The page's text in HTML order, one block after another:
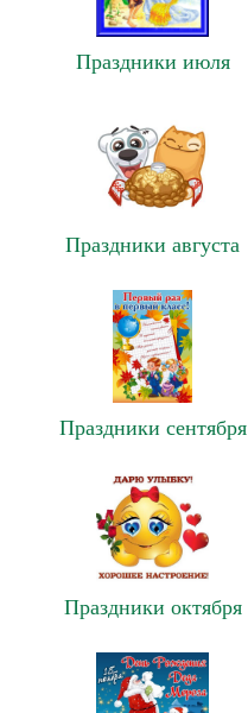
Праздники июля
Праздники августа
Праздники сентября
Праздники октября